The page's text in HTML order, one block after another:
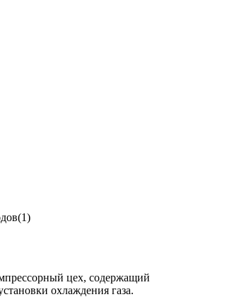
цех, содержащий
охлаждения газа.